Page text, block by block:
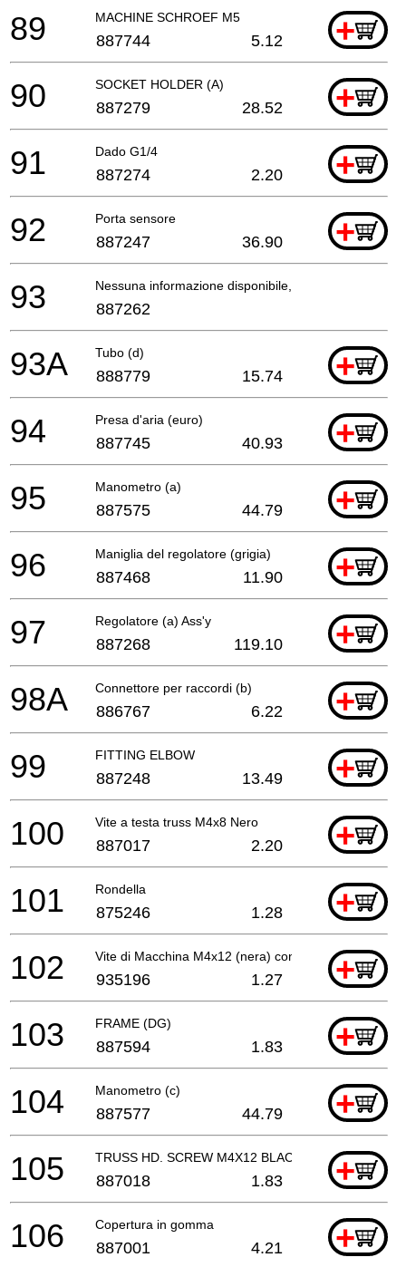
MACHINE SCHROEF M5 +
89 887744 5.12
SOCKET HOLDER (A) +
90 887279 28.52
Dado G1/4 +
91 887274 2.20
Porta sensore +
92 887247 36.90
Nessuna informazione disponibile, non ordinabile
93 887262
Tubo (d) +
93A 888779 15.74
Presa d'aria (euro) +
94 887745 40.93
Manometro (a) +
95 887575 44.79
Maniglia del regolatore (grigia) +
96 887468 11.90
Regolatore (a) Ass'y +
97 887268 119.10
Connettore per raccordi (b) +
98A 886767 6.22
FITTING ELBOW +
99 887248 13.49
Vite a testa truss M4x8 Nero +
100 887017 2.20
Rondella +
101 875246 1.28
Vite di Macchina M4x12 (nera) con Rondella
+
102 935196 1.27
FRAME (DG) +
103 887594 1.83
Manometro (c) +
104 887577 44.79
TRUSS HD. SCREW M4X12 BLACK +
105 887018 1.83
Copertura in gomma +
106 887001 4.21